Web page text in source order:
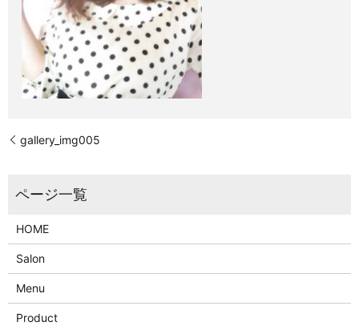
gallery_img005
HOME
Salon
Menu
Product